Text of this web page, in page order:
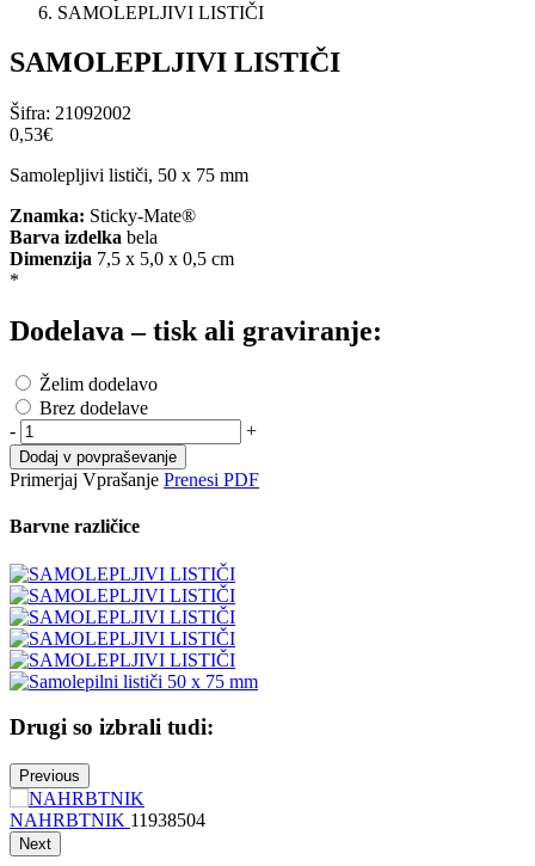
SAMOLEPLJIVI LISTIČI
SAMOLEPLJIVI LISTIČI
Šifra: 21092002
0,53‎€
Samolepljivi lističi, 50 x 75 mm
Znamka: Sticky-Mate®
Barva izdelka bela
Dimenzija 7,5 x 5,0 x 0,5 cm
*
Dodelava – tisk ali graviranje:
Želim dodelavo
Brez dodelave
-
+
Dodaj v povpraševanje
Primerjaj Vprašanje Prenesi PDF
Barvne različice
Drugi so izbrali tudi:
Previous
NAHRBTNIK 11938504
Next